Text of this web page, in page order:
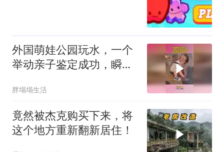
外国萌娃公园玩水，一个
举动亲子鉴定成功，瞬间
胖塌塌生活
竟然被杰克购买下来，将
这个地方重新翻新居住！